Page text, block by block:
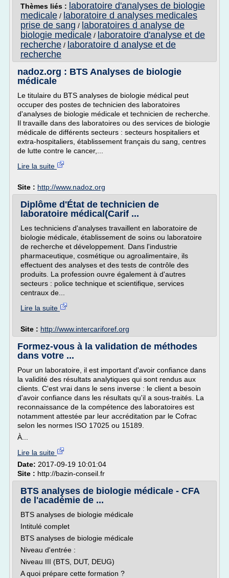
Thèmes liés : laboratoire d'analyses de biologie
medicale / laboratoire d analyses medicales
prise de sang / laboratoires d analyse de
biologie medicale / laboratoire d'analyse et de
recherche / laboratoire d analyse et de
recherche
nadoz.org : BTS Analyses de biologie
médicale
Le titulaire du BTS analyses de biologie médical peut
occuper des postes de technicien des laboratoires
d'analyses de biologie médicale et technicien de recherche.
Il travaille dans des laboratoires ou des services de biologie
médicale de différents secteurs : secteurs hospitaliers et
extra-hospitaliers, établissement français du sang, centres
de lutte contre le cancer,...
Lire la suite
Site : http://www.nadoz.org
Diplôme d'État de technicien de
laboratoire médical(Carif ...
Les techniciens d'analyses travaillent en laboratoire de
biologie médicale, établissement de soins ou laboratoire
de recherche et développement. Dans l'industrie
pharmaceutique, cosmétique ou agroalimentaire, ils
effectuent des analyses et des tests de contrôle des
produits. La profession ouvre également à d'autres
secteurs : police technique et scientifique, services
centraux de...
Lire la suite
Site : http://www.intercariforef.org
Formez-vous à la validation de méthodes
dans votre ...
Pour un laboratoire, il est important d'avoir confiance dans
la validité des résultats analytiques qui sont rendus aux
clients. C'est vrai dans le sens inverse : le client a besoin
d'avoir confiance dans les résultats qu'il a sous-traités. La
reconnaissance de la compétence des laboratoires est
notamment attestée par leur accréditation par le Cofrac
selon les normes ISO 17025 ou 15189.
À...
Lire la suite
Date: 2017-09-19 10:01:04
Site : http://bazin-conseil.fr
BTS analyses de biologie médicale - CFA
de l'académie de ...
BTS analyses de biologie médicale
Intitulé complet
BTS analyses de biologie médicale
Niveau d'entrée :
Niveau III (BTS, DUT, DEUG)
A quoi prépare cette formation ?